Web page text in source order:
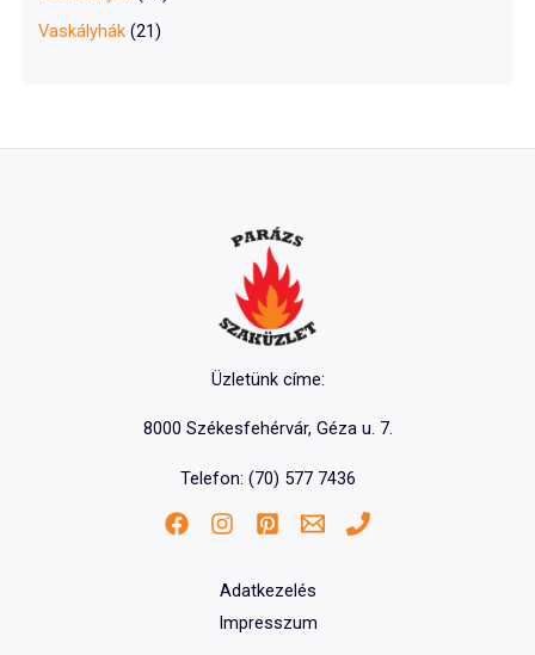
Vaskályhák (21)
Üzletünk címe:
8000 Székesfehérvár, Géza u. 7.
Telefon: (70) 577 7436
Adatkezelés
Impresszum